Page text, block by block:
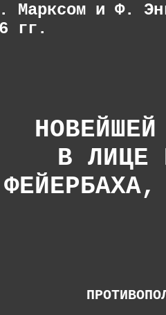
Марксом и Ф.
гг.
В ЛИЦЕ